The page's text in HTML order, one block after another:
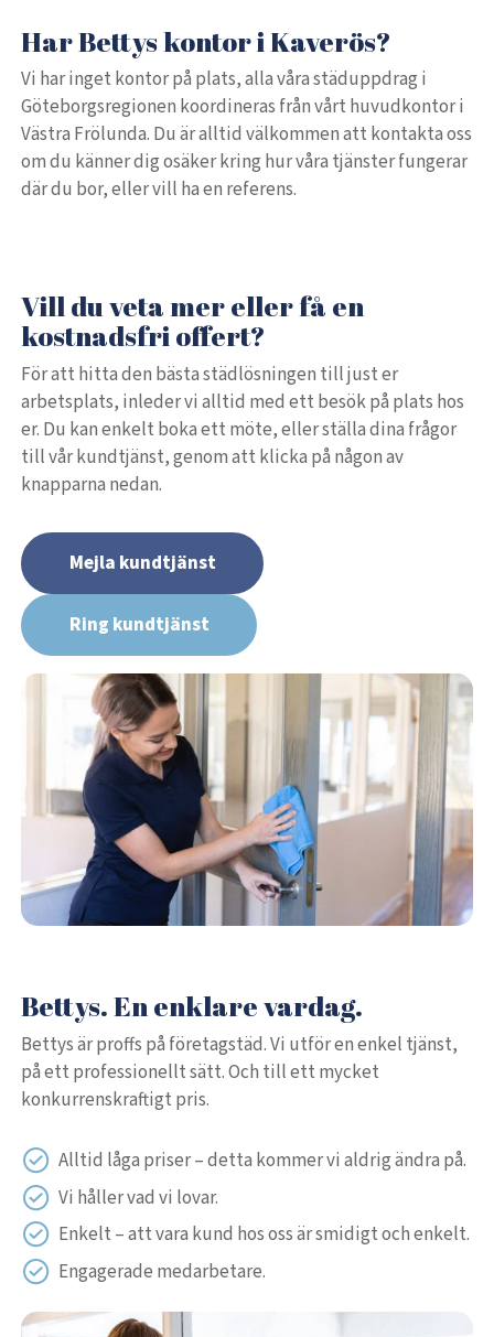
Har Bettys kontor i Kaverös?
Vi har inget kontor på plats, alla våra städuppdrag i
Göteborgsregionen koordineras från vårt huvudkontor i
Västra Frölunda. Du är alltid välkommen att kontakta oss
om du känner dig osäker kring hur våra tjänster fungerar
där du bor, eller vill ha en referens.
Vill du veta mer eller få en
kostnadsfri offert?
För att hitta den bästa städlösningen till just er
arbetsplats, inleder vi alltid med ett besök på plats hos
er. Du kan enkelt boka ett möte, eller ställa dina frågor
till vår kundtjänst, genom att klicka på någon av
knapparna nedan.
Mejla kundtjänst
Ring kundtjänst
Bettys. En enklare vardag.
Bettys är proffs på företagstäd. Vi utför en enkel tjänst,
på ett professionellt sätt. Och till ett mycket
konkurrenskraftigt pris.
Alltid låga priser – detta kommer vi aldrig ändra på.
Vi håller vad vi lovar.
Enkelt – att vara kund hos oss är smidigt och enkelt.
Engagerade medarbetare.